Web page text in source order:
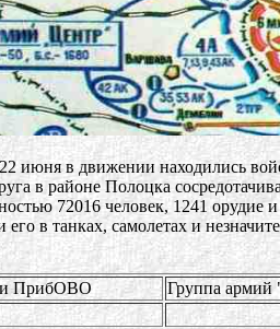
июня в движении находились
в районе Полоцка
72016 человек, 1241
в танках, самолетах и
ПрибОВО Группа армий